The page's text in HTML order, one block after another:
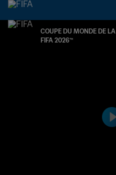
COUPE DU MONDE DE LA
FIFA 2026™